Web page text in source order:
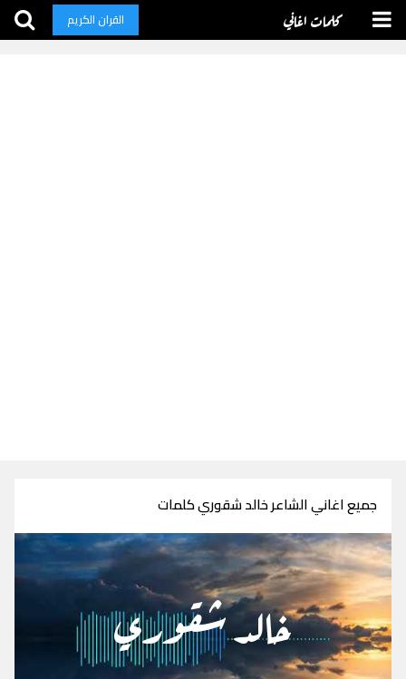
كلمات اغاني القران الكريم
جميع اغاني الشاعر خالد شقوري كلمات
خالد شقوري